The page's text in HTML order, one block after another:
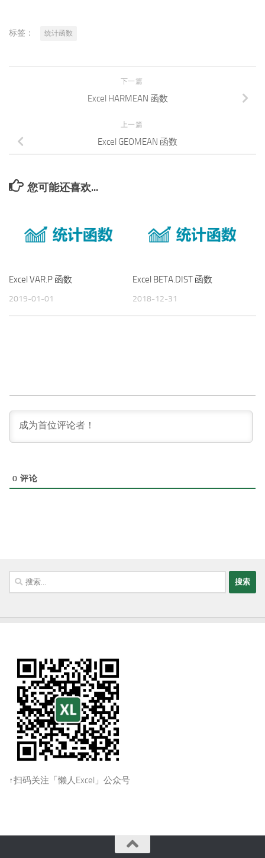
标签： 统计函数
下一篇
Excel HARMEAN 函数
上一篇
Excel GEOMEAN 函数
您可能还喜欢...
Excel VAR.P 函数
2019-01-01
Excel BETA.DIST 函数
2018-12-31
0 评论
搜
索：
↑扫码关注「懒人Excel」公众号